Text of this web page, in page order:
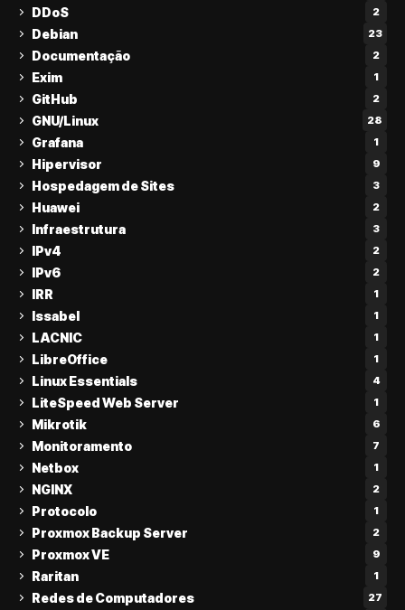
DDoS 2
Debian 23
Documentação 2
Exim 1
GitHub 2
GNU/Linux 28
Grafana 1
Hipervisor 9
Hospedagem de Sites 3
Huawei 2
Infraestrutura 3
IPv4 2
IPv6 2
IRR 1
Issabel 1
LACNIC 1
LibreOffice 1
Linux Essentials 4
LiteSpeed Web Server 1
Mikrotik 6
Monitoramento 7
Netbox 1
NGINX 2
Protocolo 1
Proxmox Backup Server 2
Proxmox VE 9
Raritan 1
Redes de Computadores 27